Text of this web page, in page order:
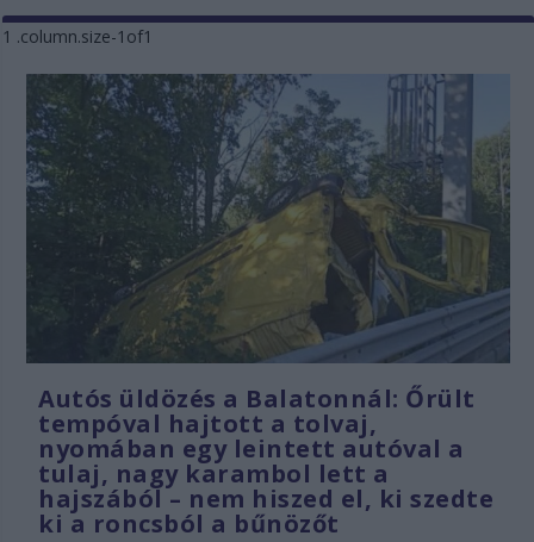
Autós üldözés a Balatonnál: Őrült
tempóval hajtott a tolvaj,
nyomában egy leintett autóval a
tulaj, nagy karambol lett a
hajszából – nem hiszed el, ki szedte
ki a roncsból a bűnözőt